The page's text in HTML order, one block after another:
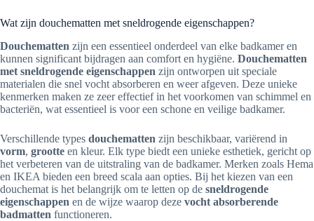
Wat zijn douchematten met sneldrogende eigenschappen?
Douchematten zijn een essentieel onderdeel van elke badkamer en
kunnen significant bijdragen aan comfort en hygiëne. Douchematten
met sneldrogende eigenschappen zijn ontworpen uit speciale
materialen die snel vocht absorberen en weer afgeven. Deze unieke
kenmerken maken ze zeer effectief in het voorkomen van schimmel en
bacteriën, wat essentieel is voor een schone en veilige badkamer.
Verschillende types douchematten zijn beschikbaar, variërend in
vorm, grootte en kleur. Elk type biedt een unieke esthetiek, gericht op
het verbeteren van de uitstraling van de badkamer. Merken zoals Hema
en IKEA bieden een breed scala aan opties. Bij het kiezen van een
douchemat is het belangrijk om te letten op de sneldrogende
eigenschappen en de wijze waarop deze vocht absorberende
badmatten functioneren.